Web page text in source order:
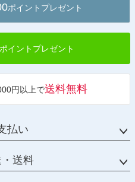
へ
ポイントプレゼント
ポイントプレゼント
円以上で送料無料
払い
送料